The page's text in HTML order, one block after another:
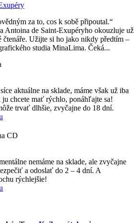
za to, cos k sobě připoutal.“
Antoina de Saint-Exupéryho okouzluje už
čtenáře. Užijte si ho jako nikdy předtím –
studia MinaLima. Čeká...
aktuálne na sklade, máme však už iba
ju chcete mať rýchlo, ponáhľajte sa!
trvať dlhšie, zvyčajne do 18 dní.
CD
nemáme na sklade, ale zvyčajne
a odoslať do 2 – 4 dní. A
rýchlejšie!